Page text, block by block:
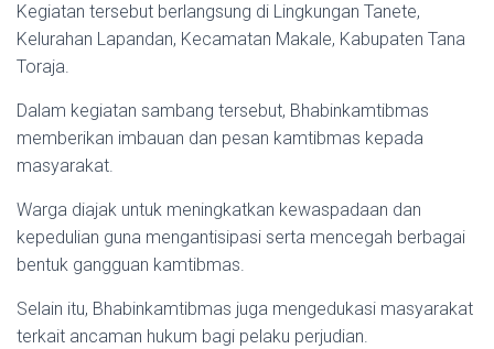
Kegiatan tersebut berlangsung di Lingkungan Tanete,
Kelurahan Lapandan, Kecamatan Makale, Kabupaten Tana
Toraja.
Dalam kegiatan sambang tersebut, Bhabinkamtibmas
memberikan imbauan dan pesan kamtibmas kepada
masyarakat.
Warga diajak untuk meningkatkan kewaspadaan dan
kepedulian guna mengantisipasi serta mencegah berbagai
bentuk gangguan kamtibmas.
Selain itu, Bhabinkamtibmas juga mengedukasi masyarakat
terkait ancaman hukum bagi pelaku perjudian.